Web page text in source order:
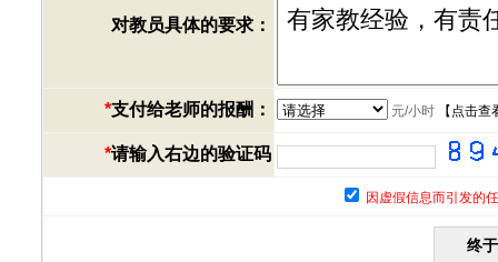
对教员具体的要求：
*支付给老师的报酬： 元/小时【 点击查
*请输入右边的验证码
因虚假信息而引发的